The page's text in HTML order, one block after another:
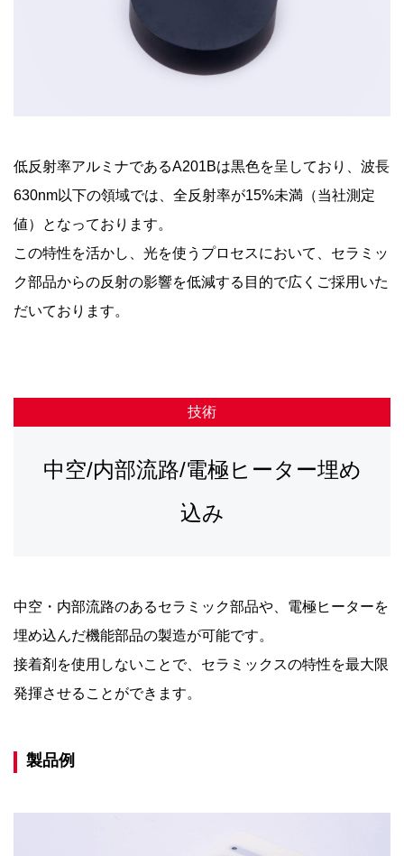
低反射率アルミナであるA201Bは黒色を呈しており、波長
630nm以下の領域では、全反射率が15%未満（当社測定
値）となっております。
この特性を活かし、光を使うプロセスにおいて、セラミッ
ク部品からの反射の影響を低減する目的で広くご採用いた
だいております。
技術
中空/内部流路/電極ヒーター埋め
込み
中空・内部流路のあるセラミック部品や、電極ヒーターを
埋め込んだ機能部品の製造が可能です。
接着剤を使用しないことで、セラミックスの特性を最大限
発揮させることができます。
製品例